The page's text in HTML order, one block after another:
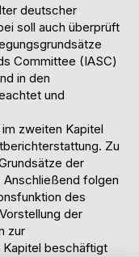
deutscher
soll auch überprüft
Committee (IASC)
in den
und
zweiten Kapitel
Zu
der
Anschließend folgen
des
der
zur
beschäftigt